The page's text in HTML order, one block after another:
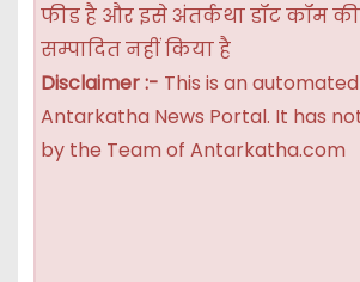
फीड है और इसे अंतर्कथा डॉट कॉम
सम्पादित नहीं किया है
Disclaimer :- This is an
Antarkatha News Portal. It has
by the Team of Antarkatha.com